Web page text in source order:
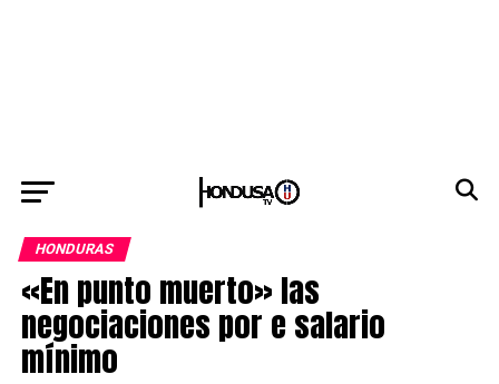
HONDURAS
«En punto muerto» las
negociaciones por e salario
mínimo